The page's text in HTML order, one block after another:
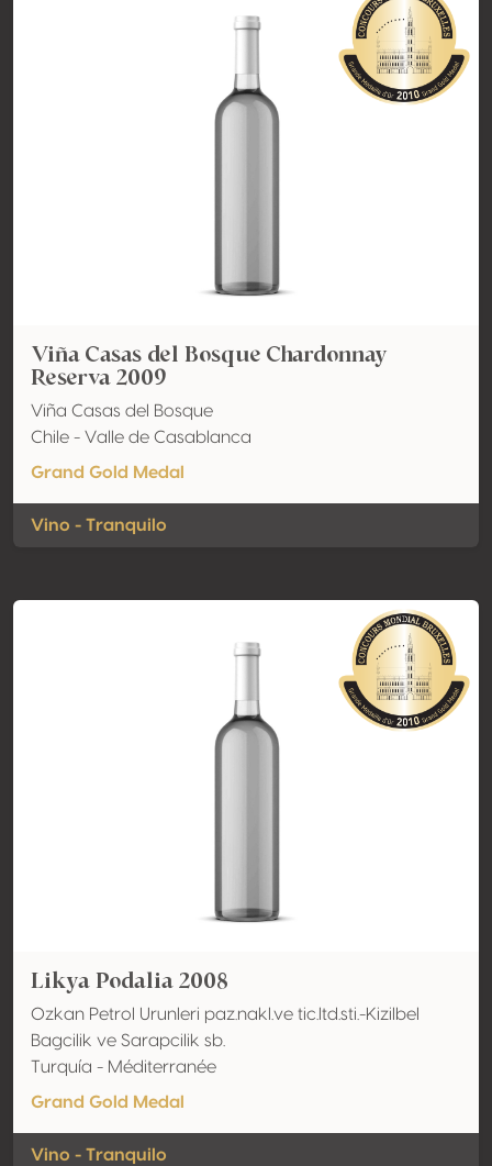
Viña Casas del Bosque Chardonnay
Reserva 2009
Viña Casas del Bosque
Chile - Valle de Casablanca
Grand Gold Medal
Vino - Tranquilo
Likya Podalia 2008
Ozkan Petrol Urunleri paz.nakl.ve tic.ltd.sti.-Kizilbel
Bagcilik ve Sarapcilik sb.
Turquía - Méditerranée
Grand Gold Medal
Vino - Tranquilo